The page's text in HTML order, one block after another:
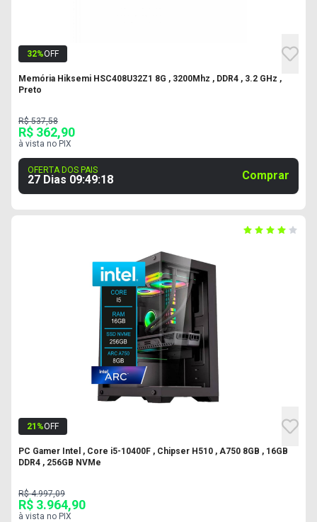
32%OFF
Memória Hiksemi HSC408U32Z1 8G , 3200Mhz , DDR4 , 3.2 GHz ,
Preto
R$ 537,58
R$ 362,90
à vista no PIX
OFERTA DOS PAIS
27 Dias 09:49:17 Comprar
21 %OFF
PC Gamer Intel , Core i5-10400F , Chipser H510 , A750 8GB , 16GB
DDR4 , 256GB NVMe
R$ 4.997,09
R$ 3.964,90
à vista no PIX